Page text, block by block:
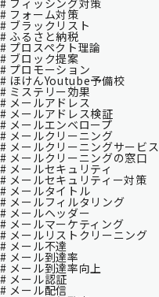
# フィッシング対策
# フォーム対策
# ブラックリスト
# ふるさと納税
# プロスペクト理論
# ブロック提案
# プロモーション
# ほけんYoutube予備校
# ミステリー効果
# メールアドレス
# メールアドレス検証
# メールエンベロープ
# メールクリーニング
# メールクリーニングサービス
# メールクリーニングの窓口
# メールセキュリティ
# メールセキュリティー対策
# メールタイトル
# メールフィルタリング
# メールヘッダー
# メールマーケティング
# メールリストクリーニング
# メール不達
# メール到達率
# メール到達率向上
# メール認証
# メール配信